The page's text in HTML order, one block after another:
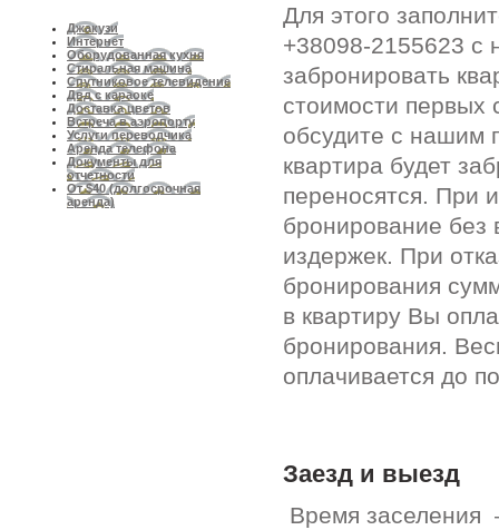
Джакузи
Интернет
Оборудованная кухня
Стиральная машина
Спутниковое телевидение
Двд с караоке
Доставка цветов
Встреча в аэропорту
Услуги переводчика
Аренда телефона
Документы для
отчетности
От $40 (долгосрочная
аренда)
Для этого
+38098-2155623 с
забронировать
стоимости первых
обсудите с нашим
квартира будет
переносятся. При
бронирование без
издержек. При
бронирования
в квартиру Вы
бронирования.
оплачивается до
Заезд и выезд
Время заселения